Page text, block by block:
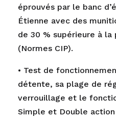
éprouvés par le banc
Étienne avec des
de 30 % supérieure à
(Normes CIP).
• Test de
détente, sa plage de
verrouillage et le
Simple et Double